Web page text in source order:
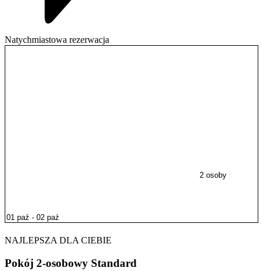
Natychmiastowa rezerwacja
2 osoby
NAJLEPSZA DLA CIEBIE
Pokój 2-osobowy Standard